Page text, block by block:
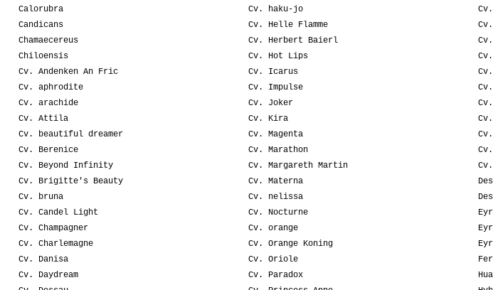
Calorubra
Candicans
Chamaecereus
Chiloensis
Cv. Andenken An Fric
Cv. aphrodite
Cv. arachide
Cv. Attila
Cv. beautiful dreamer
Cv. Berenice
Cv. Beyond Infinity
Cv. Brigitte's Beauty
Cv. bruna
Cv. Candel Light
Cv. Champagner
Cv. Charlemagne
Cv. Danisa
Cv. Daydream
Cv. haku-jo
Cv. Helle Flamme
Cv. Herbert Baierl
Cv. Hot Lips
Cv. Icarus
Cv. Impulse
Cv. Joker
Cv. Kira
Cv. Magenta
Cv. Marathon
Cv. Margareth Martin
Cv. Materna
Cv. nelissa
Cv. Nocturne
Cv. orange
Cv. Orange Koning
Cv. Oriole
Cv. Paradox